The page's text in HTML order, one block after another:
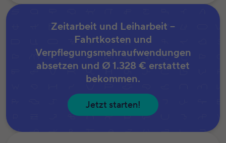
Zeitarbeit und Leiharbeit –
Fahrtkosten und
Verpflegungsmehraufwendungen
absetzen und Ø 1.328 € erstattet
bekommen.
Jetzt starten!